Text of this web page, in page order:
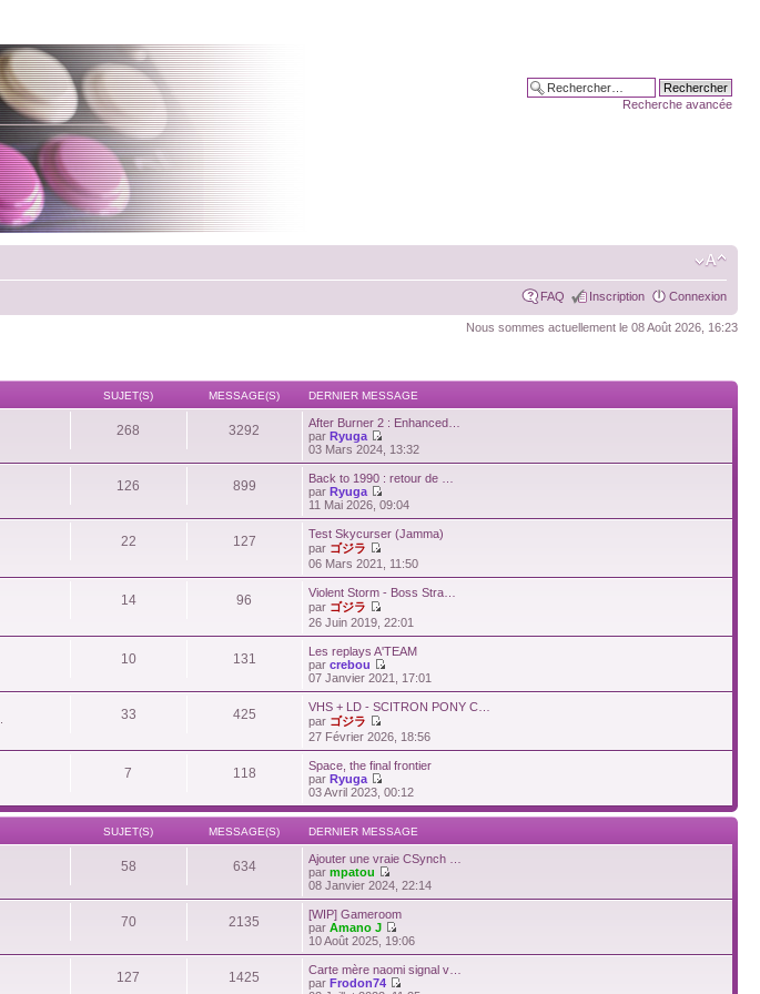
Recherche avancée
FAQ Inscription Connexion
Nous sommes actuellement le 08 Août 2026, 16:23
SUJET(S) MESSAGE(S) DERNIER MESSAGE
268 3292
After Burner 2 : Enhanced…
parRyuga
03 Mars 2024, 13:32
126 899
Back to 1990 : retour de …
parRyuga
11 Mai 2026, 09:04
22 127
Test Skycurser (Jamma)
par ゴジラ
06 Mars 2021, 11:50
14 96
Violent Storm - Boss Stra…
par ゴジラ
26 Juin 2019, 22:01
10 131
Les replays A'TEAM
parcrebou
07 Janvier 2021, 17:01
33 425
VHS + LD - SCITRON PONY C…
par ゴジラ
27 Février 2026, 18:56
7 118
Space, the final frontier
parRyuga
03 Avril 2023, 00:12
SUJET(S) MESSAGE(S) DERNIER MESSAGE
58 634
Ajouter une vraie CSynch …
parmpatou
08 Janvier 2024, 22:14
70 2135
[WIP] Gameroom
parAmano J
10 Août 2025, 19:06
127 1425
Carte mère naomi signal v…
parFrodon74